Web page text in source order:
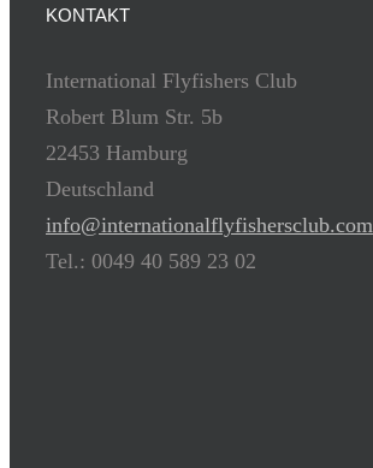
KONTAKT
International Flyfishers Club
Robert Blum Str. 5b
22453 Hamburg
Deutschland
info@internationalflyfishersclub.com
Tel.: 0049 40 589 23 02